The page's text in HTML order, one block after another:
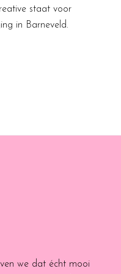
staat voor
in Barneveld.
we dat écht mooi